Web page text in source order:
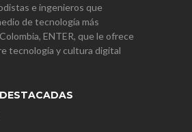
e ingenieros que
de tecnología más
ENTER, que le ofrece
tecnología y cultura digital